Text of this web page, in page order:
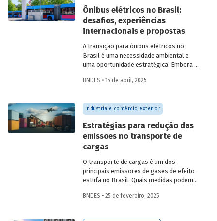
automotivo, de minerais críticos, de
biocombustíveis, de logística e de
mobilidade urbana nesse contexto, em
uma discussão que engloba
economia de baixo carbono
simultaneamente.
Ônibus elétricos no Brasil:
desafios, experiências
internacionais e propostas
A transição para ônibus elétricos no
Brasil é uma necessidade ambiental e
uma oportunidade estratégica. Embora os
experiências internacionais comprovam
públicas robustas podem acelerar essa
transformação.
BNDES • 15 de abril, 2025
Indústria e comércio exterior
Estratégias para redução das
emissões no transporte de
cargas
O transporte de cargas é um dos
principais emissores de gases de efeito
estufa no Brasil. Quais medidas podem
ambiental? Confira as estratégias que
BNDES • 25 de fevereiro, 2025